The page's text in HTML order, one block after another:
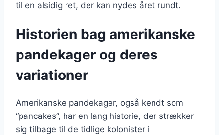
til en alsidig ret, der kan nydes året rundt.
Historien bag amerikanske
pandekager og deres
variationer
Amerikanske pandekager, også kendt som
“pancakes”, har en lang historie, der strækker
sig tilbage til de tidlige kolonister i